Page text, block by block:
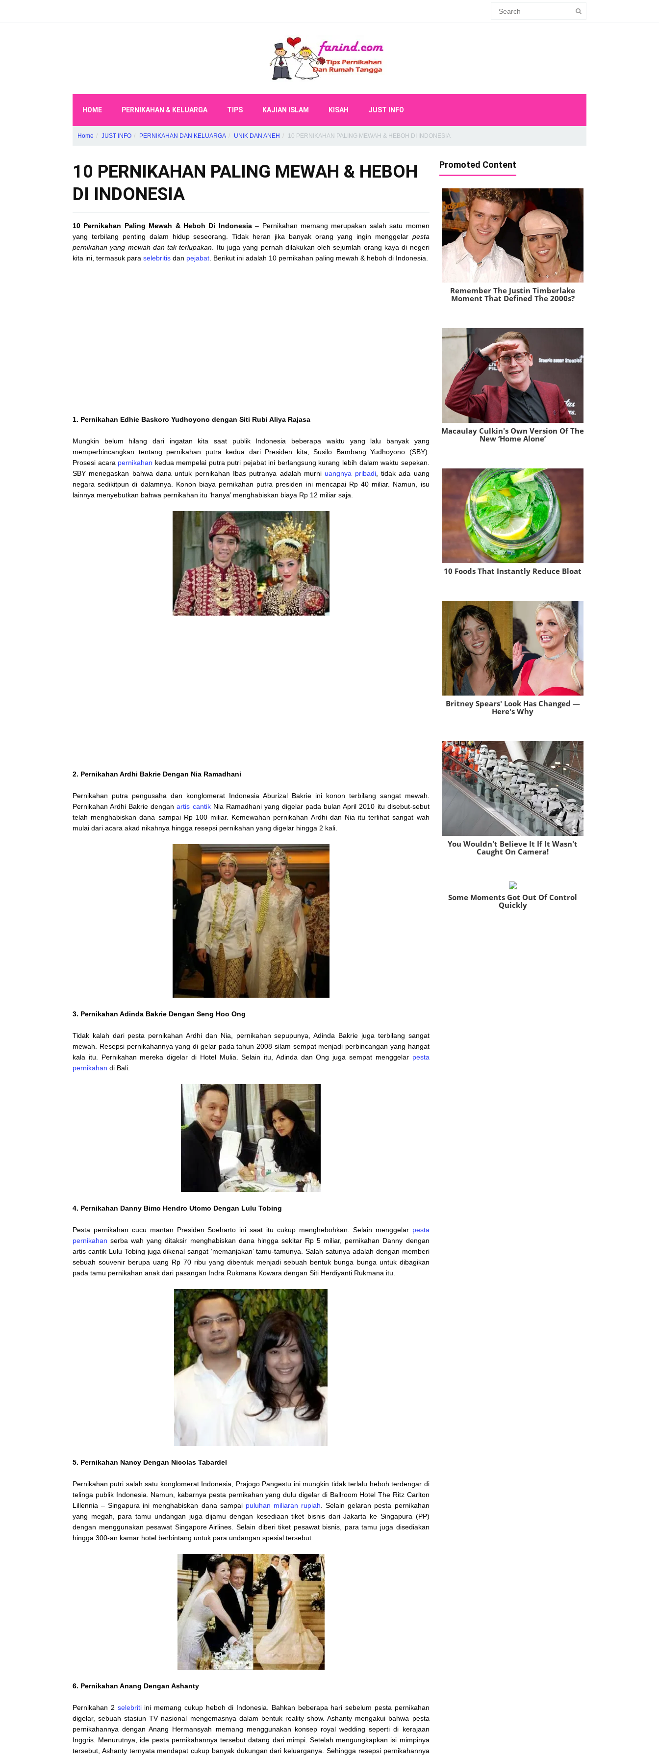
HOME PERNIKAHAN & KELUARGA TIPS KAJIAN ISLAM KISAH JUST INFO
Home JUST INFO PERNIKAHAN DAN KELUARGA UNIK DAN ANEH 10 PERNIKAHAN PALING MEWAH & HEBOH DI INDONESIA
10 PERNIKAHAN PALING MEWAH & HEBOH
DI INDONESIA
10 Pernikahan Paling Mewah & Heboh Di Indonesia– Pernikahan memang merupakan salah satu momen
yang terbilang penting dalam hidup seseorang. Tidak heran jika banyak orang yang ingin menggelar pesta
pernikahan yang mewah dan tak terlupakan . Itu juga yang pernah dilakukan oleh sejumlah orang kaya di negeri
kita ini, termasuk para selebritis dan pejabat . Berikut ini adalah 10 pernikahan paling mewah & heboh di Indonesia.
1. Pernikahan Edhie Baskoro Yudhoyono dengan Siti Rubi Aliya Rajasa
Mungkin belum hilang dari ingatan kita saat publik Indonesia beberapa waktu yang lalu banyak yang
memperbincangkan tentang pernikahan putra kedua dari Presiden kita, Susilo Bambang Yudhoyono (SBY).
Prosesi acara pernikahan kedua mempelai putra putri pejabat ini berlangsung kurang lebih dalam waktu sepekan.
SBY menegaskan bahwa dana untuk pernikahan Ibas putranya adalah murni uangnya pribadi, tidak ada uang
negara sedikitpun di dalamnya. Konon biaya pernikahan putra presiden ini mencapai Rp 40 miliar. Namun, isu
lainnya menyebutkan bahwa pernikahan itu ‘hanya’ menghabiskan biaya Rp 12 miliar saja.
2. Pernikahan Ardhi Bakrie Dengan Nia Ramadhani
Pernikahan putra pengusaha dan konglomerat Indonesia Aburizal Bakrie ini konon terbilang sangat mewah.
Pernikahan Ardhi Bakrie denganartis cantikNia Ramadhani yang digelar pada bulan April 2010 itu disebut-sebut
telah menghabiskan dana sampai Rp 100 miliar. Kemewahan pernikahan Ardhi dan Nia itu terlihat sangat wah
mulai dari acara akad nikahnya hingga resepsi pernikahan yang digelar hingga 2 kali.
3. Pernikahan Adinda Bakrie Dengan Seng Hoo Ong
Tidak kalah dari pesta pernikahan Ardhi dan Nia, pernikahan sepupunya, Adinda Bakrie juga terbilang sangat
mewah. Resepsi pernikahannya yang di gelar pada tahun 2008 silam sempat menjadi perbincangan yang hangat
kala itu. Pernikahan mereka digelar di Hotel Mulia. Selain itu, Adinda dan Ong juga sempat menggelar pesta
pernikahan di Bali.
4. Pernikahan Danny Bimo Hendro Utomo Dengan Lulu Tobing
Pesta pernikahan cucu mantan Presiden Soeharto ini saat itu cukup menghebohkan. Selain menggelar pesta
pernikahan serba wah yang ditaksir menghabiskan dana hingga sekitar Rp 5 miliar, pernikahan Danny dengan
artis cantik Lulu Tobing juga dikenal sangat ‘memanjakan’ tamu-tamunya. Salah satunya adalah dengan memberi
sebuah souvenir berupa uang Rp 70 ribu yang dibentuk menjadi sebuah bentuk bunga bunga untuk dibagikan
pada tamu pernikahan anak dari pasangan Indra Rukmana Kowara dengan Siti Herdiyanti Rukmana itu.
5. Pernikahan Nancy Dengan Nicolas Tabardel
Pernikahan putri salah satu konglomerat Indonesia, Prajogo Pangestu ini mungkin tidak terlalu heboh terdengar di
telinga publik Indonesia. Namun, kabarnya pesta pernikahan yang dulu digelar di Ballroom Hotel The Ritz Carlton
Lillennia – Singapura ini menghabiskan dana sampai puluhan miliaran rupiah . Selain gelaran pesta pernikahan
yang megah, para tamu undangan juga dijamu dengan kesediaan tiket bisnis dari Jakarta ke Singapura (PP)
dengan menggunakan pesawat Singapore Airlines. Selain diberi tiket pesawat bisnis, para tamu juga disediakan
hingga 300-an kamar hotel berbintang untuk para undangan spesial tersebut.
6. Pernikahan Anang Dengan Ashanty
Pernikahan 2 selebritiini memang cukup heboh di Indonesia. Bahkan beberapa hari sebelum pesta pernikahan
digelar, sebuah stasiun TV nasional mengemasnya dalam bentuk reality show. Ashanty mengakui bahwa pesta
pernikahannya dengan Anang Hermansyah memang menggunakan konsep royal wedding seperti di kerajaan
Inggris. Menurutnya, ide pesta pernikahannya tersebut datang dari mimpi. Setelah mengungkapkan isi mimpinya
tersebut, Ashanty ternyata mendapat cukup banyak dukungan dari keluarganya. Sehingga resepsi pernikahannya
Promoted Content
Remember The Justin Timberlake
Moment That Defined The 2000s?
Macaulay Culkin's Own Version Of The
New ‘Home Alone’
10 Foods That Instantly Reduce Bloat
Britney Spears' Look Has Changed —
Here's Why
You Wouldn't Believe It If It Wasn't
Caught On Camera!
Some Moments Got Out Of Control
Quickly